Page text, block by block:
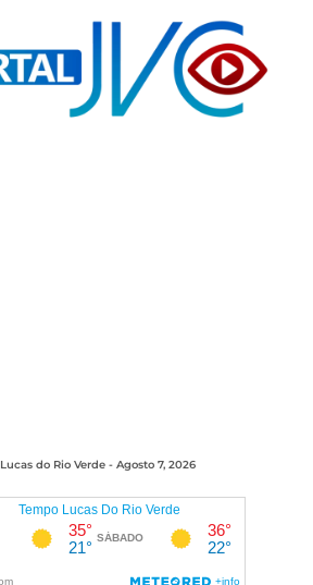
Lucas do Rio Verde - Agosto 7, 2026